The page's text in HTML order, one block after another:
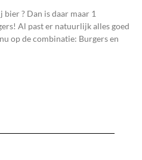
bier ? Dan is daar maar 1
Al past er natuurlijk alles goed
op de combinatie: Burgers en